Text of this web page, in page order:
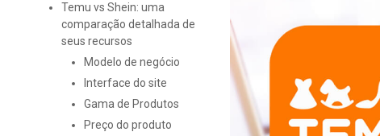
Temu vs Shein: uma
comparação detalhada de
seus recursos
Modelo de negócio
Interface do site
Gama de Produtos
Preço do produto